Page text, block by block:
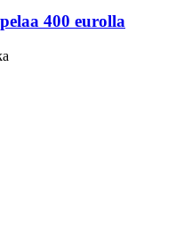
400 eurolla